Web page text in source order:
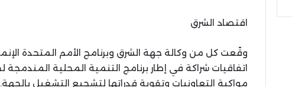
اقتصاد الشرق
مواكبة التعاونيات وتقوية قدراتها لتشجيع التشغيل بالجهة.